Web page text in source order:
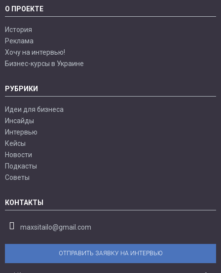
О ПРОЕКТЕ
История
Реклама
Хочу на интервью!
Бизнес-курсы в Украине
РУБРИКИ
Идеи для бизнеса
Инсайды
Интервью
Кейсы
Новости
Подкасты
Советы
КОНТАКТЫ
maxsitailo@gmail.com
ОТПРАВИТЬ ЗАЯВКУ НА ИНТЕРВЬЮ